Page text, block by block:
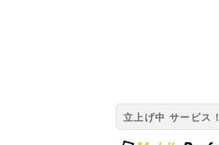
立上げ中 サービス！